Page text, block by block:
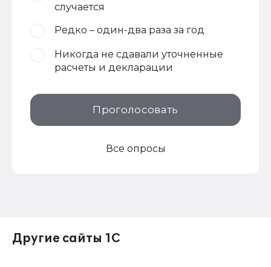
случается
Редко – один-два раза за год
Никогда не сдавали уточненные
расчеты и декларации
Проголосовать
Все опросы
Другие сайты 1С